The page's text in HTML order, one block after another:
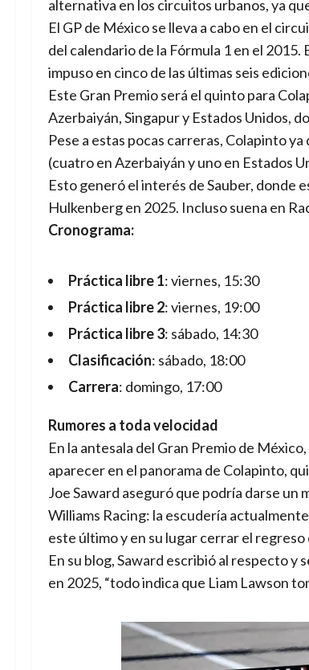
alternativa en los circuitos urbanos, ya
El GP de México se lleva a cabo en el
del calendario de la Fórmula 1 en el
impuso en cinco de las últimas seis
Este Gran Premio será el quinto para
Azerbaiyán, Singapur y Estados Unidos,
Pese a estas pocas carreras, Colapinto
(cuatro en Azerbaiyán y uno en Estados
Esto generó el interés de Sauber, donde
Hulkenberg en 2025. Incluso suena en
Cronograma:
Práctica libre 1: viernes, 15:30
Práctica libre 2: viernes, 19:00
Práctica libre 3: sábado, 14:30
Clasificación: sábado, 18:00
Carrera: domingo, 17:00
Rumores a toda velocidad
En la antesala del Gran Premio de
aparecer en el panorama de Colapinto,
Joe Saward aseguró que podría darse
Williams Racing: la escudería
este último y en su lugar cerrar el regreso
En su blog, Saward escribió al respecto y
en 2025, “todo indica que Liam Lawson